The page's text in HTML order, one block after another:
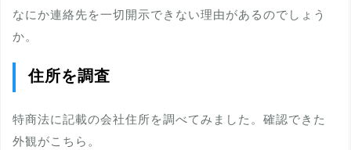
なにか連絡先を一切開示できない理由があるのでしょう
か。
住所を調査
特商法に記載の会社住所を調べてみました。確認できた
外観がこちら。